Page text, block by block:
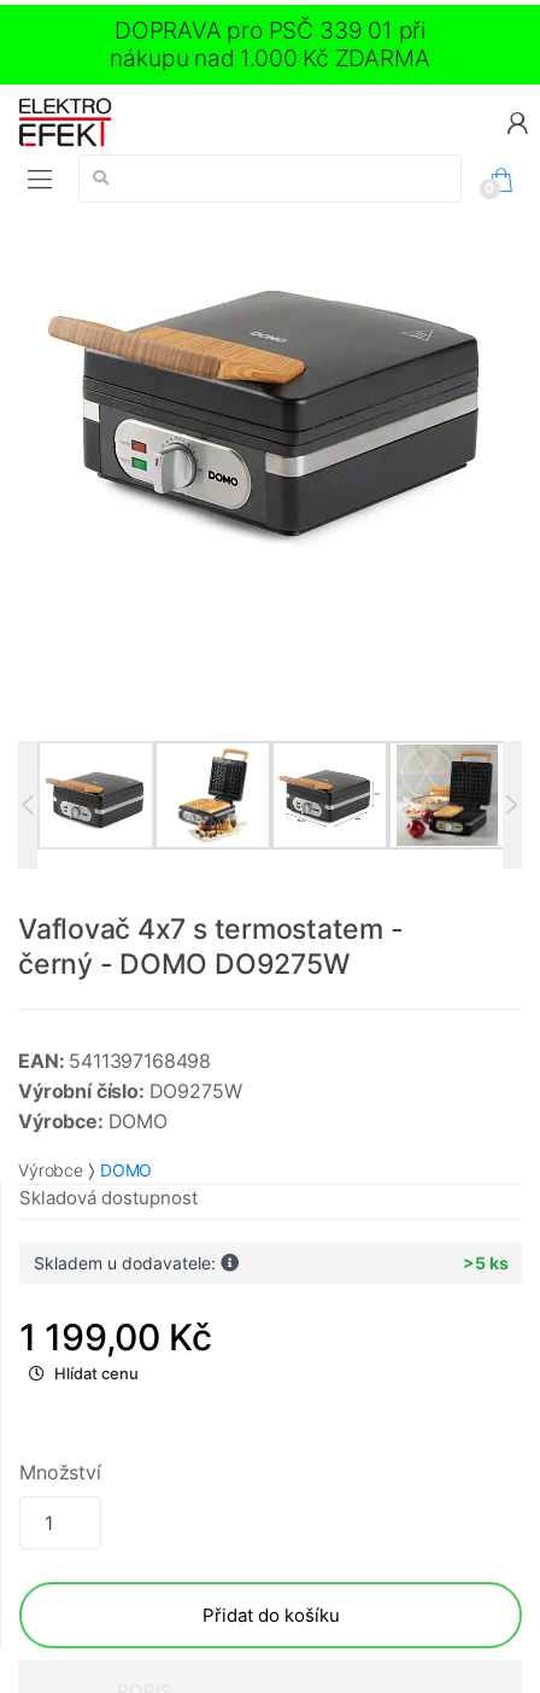
DOPRAVA pro PSČ 339 01 při
nákupu nad 1.000 Kč ZDARMA
Vyhledávání:
0
Vaflovač 4x7 s termostatem -
černý - DOMO DO9275W
EAN: 5411397168498
Výrobní číslo: DO9275W
Výrobce: DOMO
Výrobce DOMO
Skladová dostupnost
Skladem u dodavatele: >5 ks
1 199,00 Kč
Hlídat cenu
Množství
Přidat do košíku